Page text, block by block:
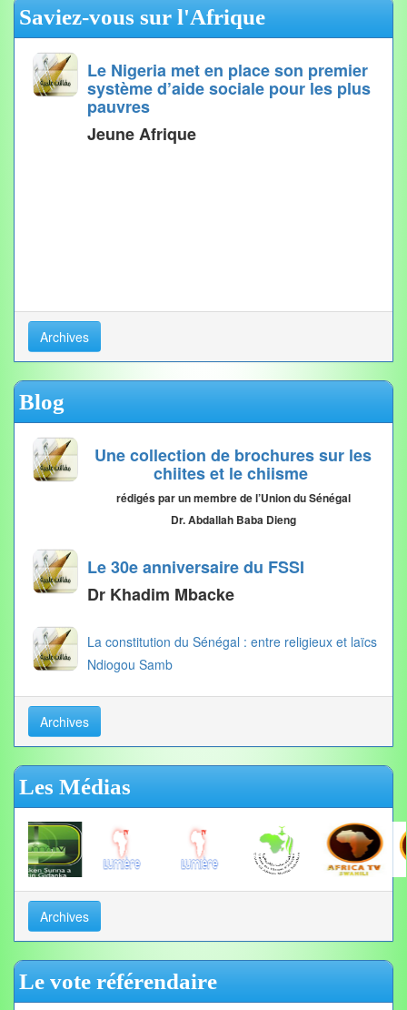
Saviez-vous sur l'Afrique
Le Nigeria met en place son premier
système d’aide sociale pour les plus
pauvres
Jeune Afrique
Archives
Blog
Une collection de brochures sur les
chiites et le chiisme
rédigés par un membre de l’Union du Sénégal
Dr. Abdallah Baba Dieng
Le 30e anniversaire du FSSI
Dr Khadim Mbacke
La constitution du Sénégal : entre religieux et laïcs
Ndiogou Samb
Archives
Les Médias
Archives
Le vote référendaire